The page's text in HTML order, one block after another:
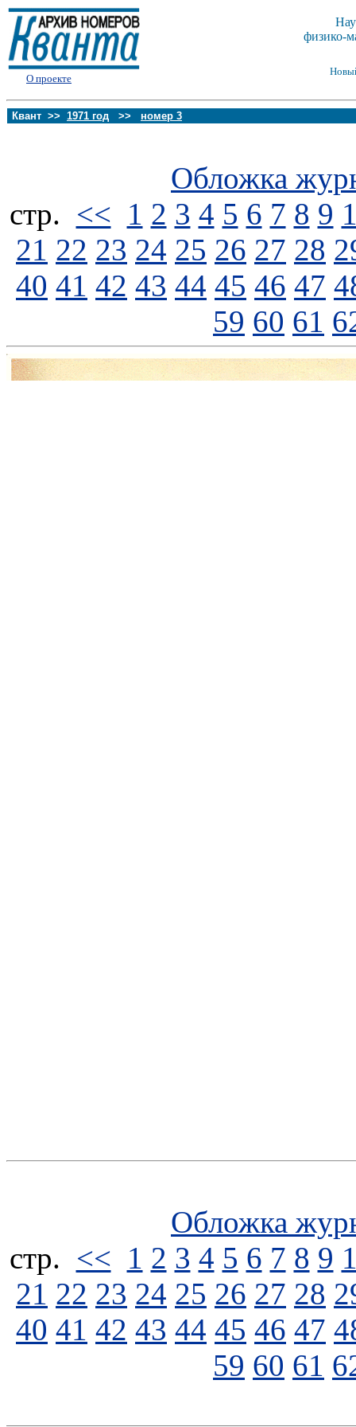
О проекте
физико-
Квант >> 1971 год >> номер 3
Обложка
стp. << 1 2 3 4 5 6 7 8 9
21 22 23 24 25 26 27 28
40 41 42 43 44 45 46 47
59 60 61
Обложка
стp. << 1 2 3 4 5 6 7 8 9
21 22 23 24 25 26 27 28
40 41 42 43 44 45 46 47
59 60 61